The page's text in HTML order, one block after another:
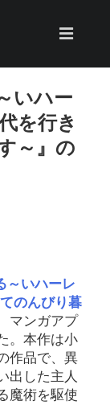
いハー
を行き
～』の
～いハーレ
のんびり暮
マンガアプ
。本作は小
作品で、異
出した主人
魔術を駆使